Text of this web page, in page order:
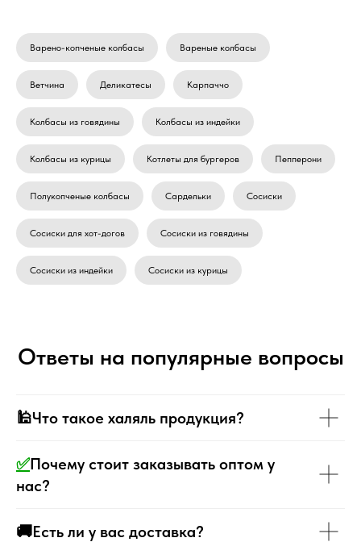
Варено-копченые колбасы Вареные колбасы
Ветчина Деликатесы Карпаччо
Колбасы из говядины Колбасы из индейки
Колбасы из курицы Котлеты для бургеров Пепперони
Полукопченые колбасы Сардельки Сосиски
Сосиски для хот-догов Сосиски из говядины
Сосиски из индейки Сосиски из курицы
Ответы на популярные вопросы
🕌Что такое халяль продукция?
✅Почему стоит заказывать оптом у
нас?
🚚Есть ли у вас доставка?